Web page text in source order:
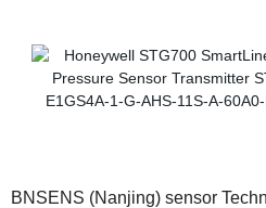
BNSENS (Nanjing) sensor